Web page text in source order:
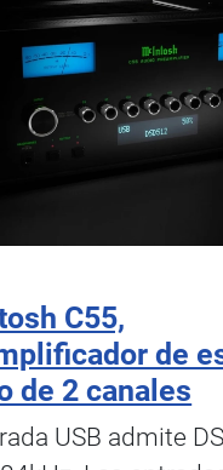
C55,
de
de 2 canales
USB admite